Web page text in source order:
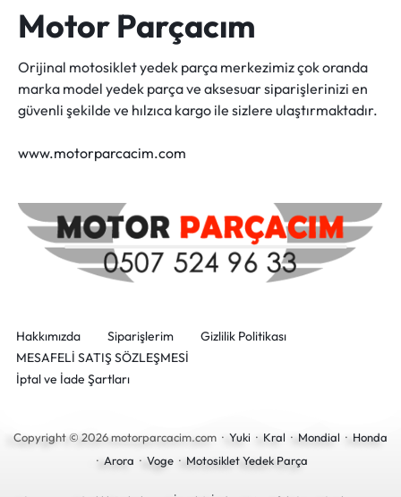
Motor Parçacım
Orijinal motosiklet yedek parça merkezimiz çok oranda
marka model yedek parça ve aksesuar siparişlerinizi en
güvenli şekilde ve hılzıca kargo ile sizlere ulaştırmaktadır.
www.motorparcacim.com
Hakkımızda Siparişlerim
Gizlilik Politikası
MESAFELİ SATIŞ SÖZLEŞMESİ
İptal ve İade Şartları
Copyright © 2026 motorparcacim.com · Yuki · Kral · Mondial · Honda
· Arora · Voge· Motosiklet Yedek Parça